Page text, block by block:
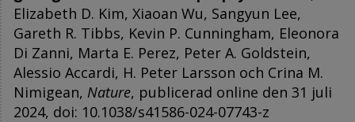
Elizabeth D. Kim, Xiaoan Wu, Sangyun Lee,
Gareth R. Tibbs, Kevin P. Cunningham, Eleonora
Di Zanni, Marta E. Perez, Peter A. Goldstein,
Alessio Accardi, H. Peter Larsson och Crina M.
Nimigean, Nature, publicerad online den 31 juli
2024, doi: 10.1038/s41586-024-07743-z